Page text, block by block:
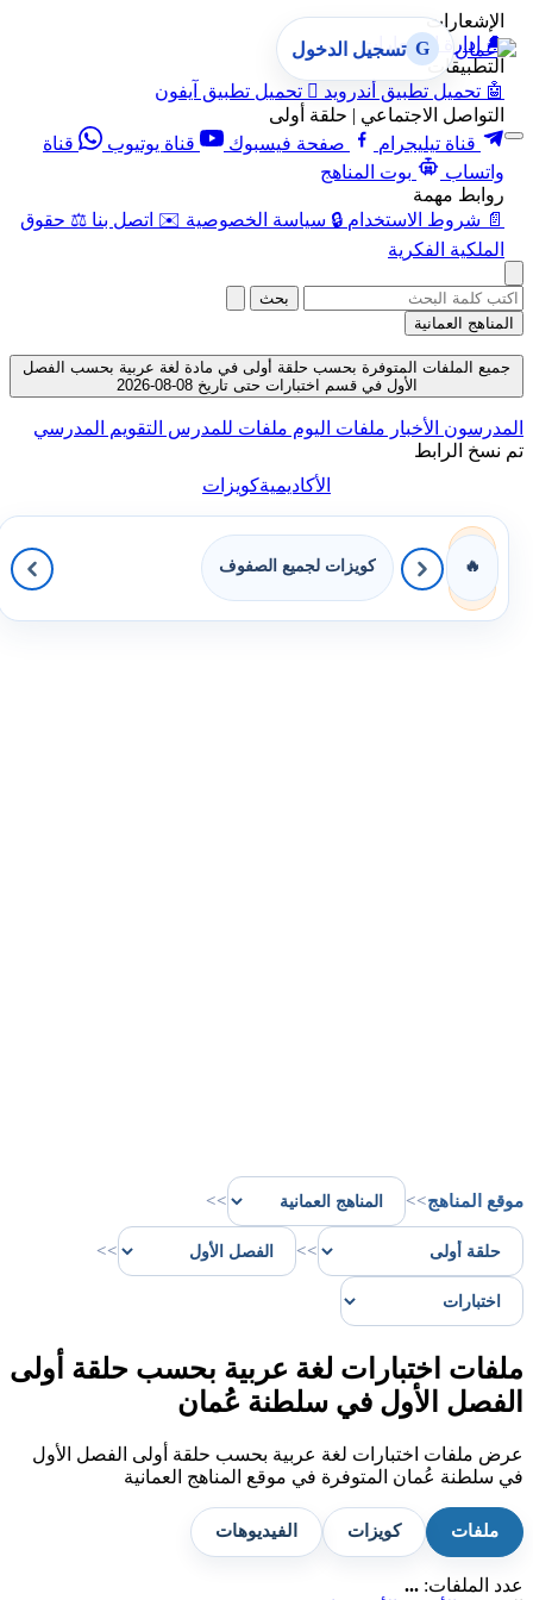
الإشعارات
🔔 إدارة الإشعارات
التطبيقات
🤖 تحميل تطبيق أندرويد  تحميل تطبيق آيفون
التواصل الاجتماعي | حلقة أولى
قناة تيليجرام
صفحة فيسبوك قناة يوتيوب
قناة
واتساب
بوت المناهج
روابط مهمة
📄 شروط الاستخدام 🔒 سياسة الخصوصية ✉️ اتصل بنا ⚖️ حقوق
الملكية الفكرية
G تسجيل الدخول
بحث
المناهج العمانية
جميع الملفات المتوفرة بحسب حلقة أولى في مادة لغة عربية بحسب الفصل
الأول في قسم اختبارات حتى تاريخ 08-08-2026
المدرسون الأخبار ملفات اليوم ملفات للمدرس التقويم المدرسي
تم نسخ الرابط
الأكاديميةكويزات
🔥 كويزات لجميع الصفوف
موقع المناهج>>
>>
>>
>>
ملفات اختبارات لغة عربية بحسب حلقة أولى
الفصل الأول في سلطنة عُمان
عرض ملفات اختبارات لغة عربية بحسب حلقة أولى الفصل الأول
في سلطنة عُمان المتوفرة في موقع المناهج العمانية
ملفات كويزات الفيديوهات
عدد الملفات: ...